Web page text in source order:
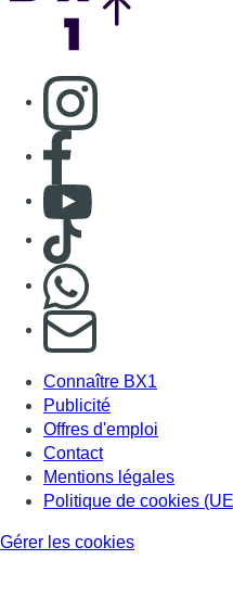
S'abonner à
Connaître BX1
Publicité
Offres d'emploi
Contact
Mentions légales
Politique de cookies (UE)
Gérer les cookies